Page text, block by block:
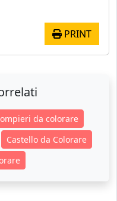
PRINT
da colorare
Castello da Colorare